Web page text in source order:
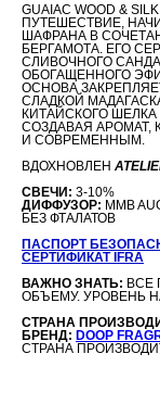
GUAIAC WOOD &
ПУТЕШЕСТВИЕ,
ШАФРАНА В
БЕРГАМОТА. ЕГО
СЛИВОЧНОГО
ОБОГАЩЕННОГО
ОСНОВА
СЛАДКОЙ
КИТАЙСКОГО
СОЗДАВАЯ АРОМАТ,
И СОВРЕМЕННЫМ.
ВДОХНОВЛЕН
СВЕЧИ: 3-10%
ДИФФУЗОР: MMB
БЕЗ ФТАЛАТОВ
ПАСПОРТ
СЕРТИФИКАТ IFRA
ВАЖНО ЗНАТЬ: ВСЕ
ОБЪЕМУ. УРОВЕНЬ
СТРАНА
БРЕНД: DOOP
СТРАНА